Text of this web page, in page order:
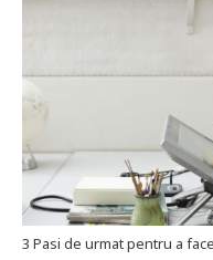
3 Pasi de urmat pentru a